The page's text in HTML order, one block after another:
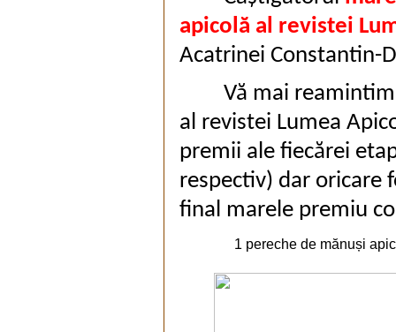
apicolă al revistei
Acatrinei Constantin-
Vă mai
al revistei Lumea
premii ale fiecărei
respectiv) dar oricare
final marele premiu
1 pereche de mănuși